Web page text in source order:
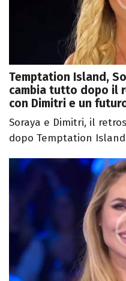
Temptation Island,
cambia tutto dopo il
con Dimitri e un
Soraya e Dimitri, il
dopo Temptation